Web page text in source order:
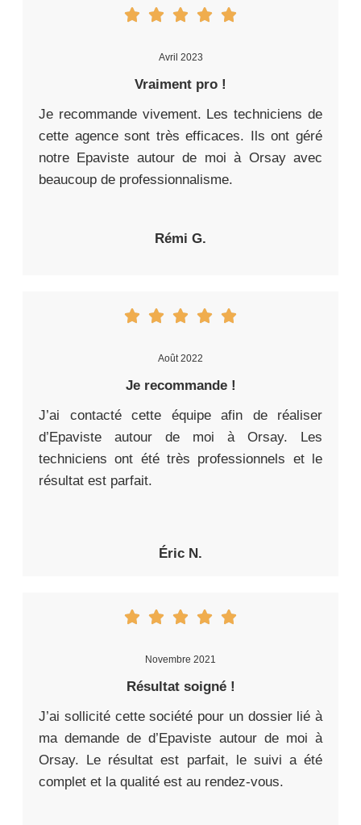
Avril 2023
Vraiment pro !
Je recommande vivement. Les techniciens de
cette agence sont très efficaces. Ils ont géré
notre Epaviste autour de moi à Orsay avec
beaucoup de professionnalisme.
Rémi G.
Août 2022
Je recommande !
J’ai contacté cette équipe afin de réaliser
d’Epaviste autour de moi à Orsay. Les
techniciens ont été très professionnels et le
résultat est parfait.
Éric N.
Novembre 2021
Résultat soigné !
J’ai sollicité cette société pour un dossier lié à
ma demande de d’Epaviste autour de moi à
Orsay. Le résultat est parfait, le suivi a été
complet et la qualité est au rendez-vous.